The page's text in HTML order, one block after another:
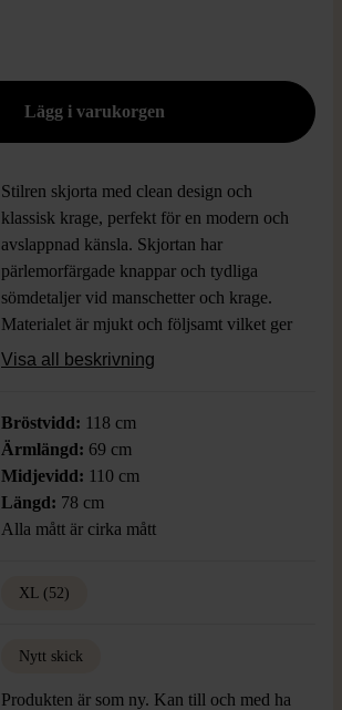
Stilren skjorta med clean design och
klassisk krage, perfekt för en modern och
avslappnad känsla. Skjortan har
pärlemorfärgade knappar och tydliga
sömdetaljer vid manschetter och krage.
Materialet är mjukt och följsamt vilket ger
en bekväm passform med custom fit för en
Visa all beskrivning
Bröstvidd: 118 cm
Ärmlängd: 69 cm
Midjevidd: 110 cm
Längd: 78 cm
Alla mått är cirka mått
XL (52)
Nytt skick
Produkten är som ny. Kan till och med ha